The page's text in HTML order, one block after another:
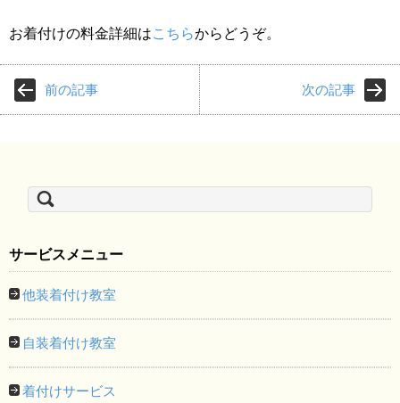
お着付けの料金詳細はこちらからどうぞ。
前の記事 次の記事
索:
サービスメニュー
他装着付け教室
自装着付け教室
着付けサービス